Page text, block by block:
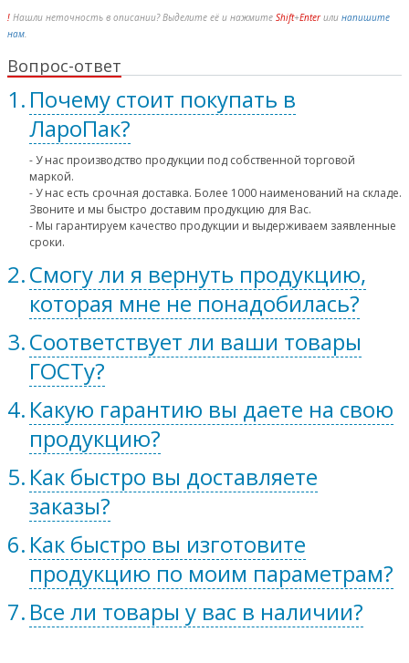
! Нашли неточность в описании? Выделите её и нажмите Shift+Enterили напишите
нам.
Вопрос-ответ
Почему стоит покупать в
ЛароПак?
- У нас производство продукции под собственной торговой
маркой.
- У нас есть срочная доставка. Более 1000 наименований на складе.
Звоните и мы быстро доставим продукцию для Вас.
- Мы гарантируем качество продукции и выдерживаем заявленные
сроки.
Смогу ли я вернуть продукцию,
которая мне не понадобилась?
Соответствует ли ваши товары
ГОСТу?
Какую гарантию вы даете на свою
продукцию?
Как быстро вы доставляете
заказы?
Как быстро вы изготовите
продукцию по моим параметрам?
Все ли товары у вас в наличии?